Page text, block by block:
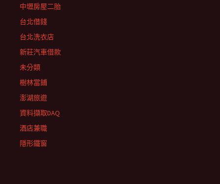
中壢房屋二胎
台北借錢
台北洗衣店
新莊汽車借款
未分類
樹林當鋪
澎湖旅遊
資料擷取DAQ
酒店兼職
隱形鐵窗